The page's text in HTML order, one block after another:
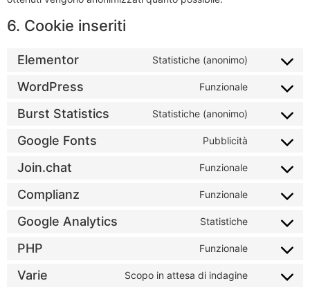
6. Cookie inseriti
Elementor Statistiche (anonimo)
WordPress Funzionale
Burst Statistics Statistiche (anonimo)
Google Fonts Pubblicità
Join.chat Funzionale
Complianz Funzionale
Google Analytics Statistiche
PHP Funzionale
Varie Scopo in attesa di indagine